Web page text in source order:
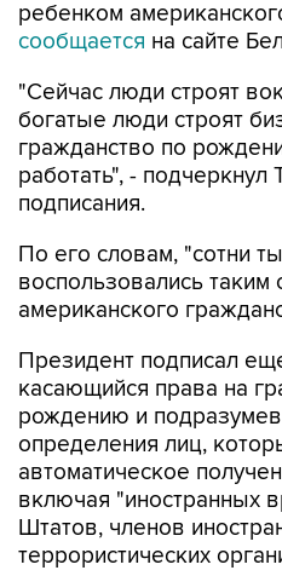
"Сейчас люди строят
гражданство по
работать", -
подписания.
По его словам, "сотни
американского
Президент подписал
рождению и
определения лиц,
автоматическое
включая "иностранных
Штатов, членов
террористических
детьми дипломатов и
признанных